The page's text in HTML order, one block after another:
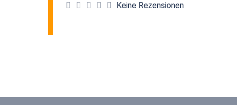
Keine Rezensionen